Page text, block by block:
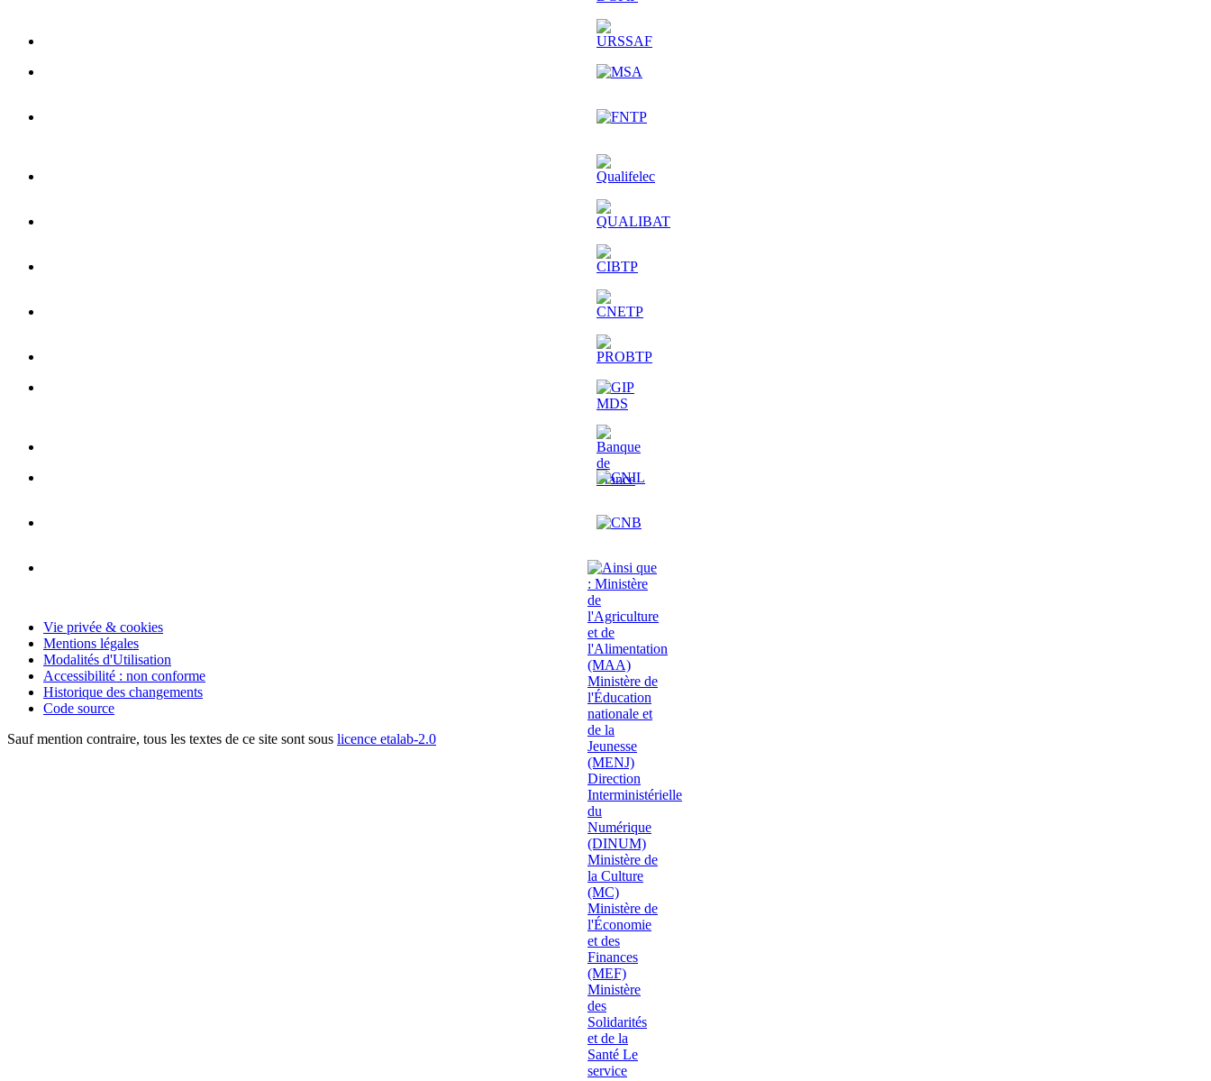
Vie privée & cookies
Mentions légales
Modalités d'Utilisation
Accessibilité : non conforme
Historique des changements
Code source
Sauf mention contraire, tous les textes de ce site sont sous licence etalab-2.0